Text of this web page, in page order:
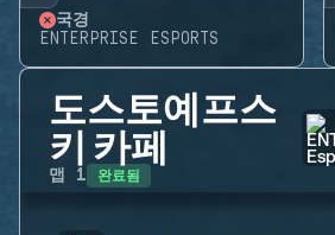
국경
ENTERPRISE ESPORTS
도스토예프스
키 카페
맵 1 완료됨